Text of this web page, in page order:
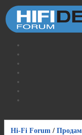
Hi-Fi Forum / Продам